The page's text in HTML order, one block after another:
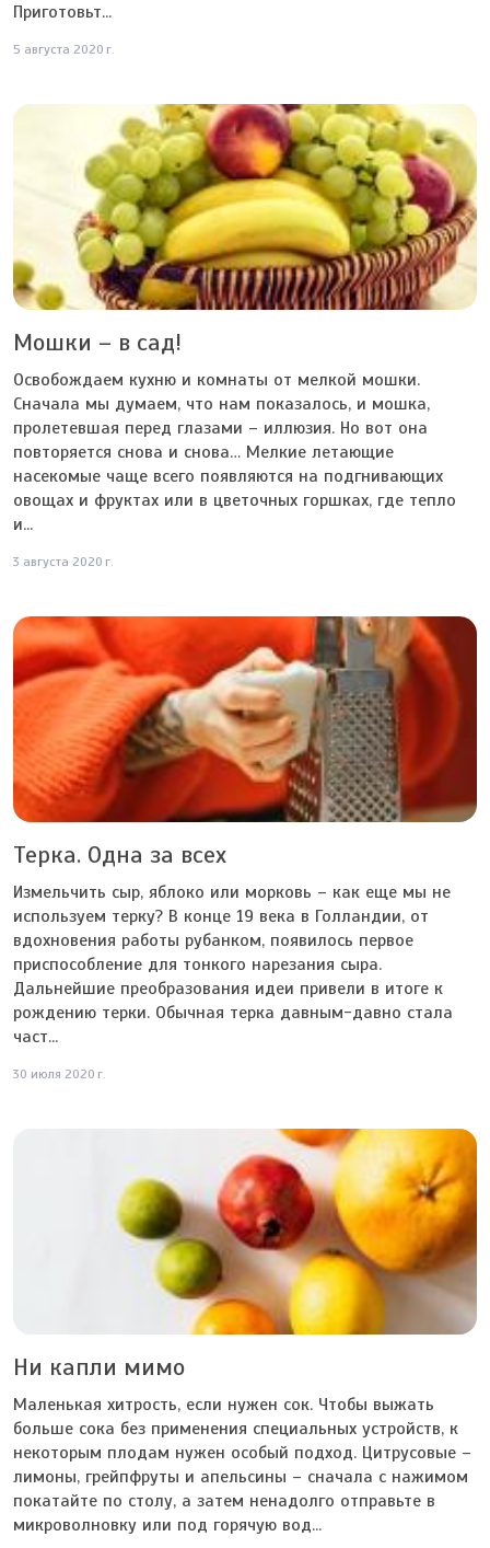
Приготовьт...
5 августа 2020 г.
Мошки – в сад!
Освобождаем кухню и комнаты от мелкой мошки.
Сначала мы думаем, что нам показалось, и мошка,
пролетевшая перед глазами – иллюзия. Но вот она
повторяется снова и снова… Мелкие летающие
насекомые чаще всего появляются на подгнивающих
овощах и фруктах или в цветочных горшках, где тепло
и...
3 августа 2020 г.
Терка. Одна за всех
Измельчить сыр, яблоко или морковь – как еще мы не
используем терку? В конце 19 века в Голландии, от
вдохновения работы рубанком, появилось первое
приспособление для тонкого нарезания сыра.
Дальнейшие преобразования идеи привели в итоге к
рождению терки. Обычная терка давным-давно стала
част...
30 июля 2020 г.
Ни капли мимо
Маленькая хитрость, если нужен сок. Чтобы выжать
больше сока без применения специальных устройств, к
некоторым плодам нужен особый подход. Цитрусовые –
лимоны, грейпфруты и апельсины – сначала с нажимом
покатайте по столу, а затем ненадолго отправьте в
микроволновку или под горячую вод...